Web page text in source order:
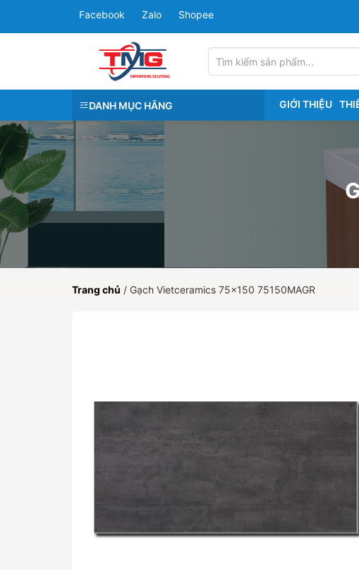
Facebook Zalo Shopee
DANH MỤC HÃNG GIỚI THIỆU
Trang chủ / Gạch Vietceramics 75×150 75150MAGR